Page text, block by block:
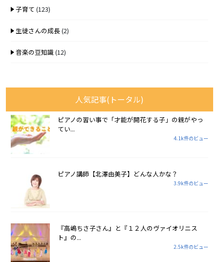
子育て (123)
生徒さんの成長(2)
音楽の豆知識(12)
人気記事(トータル)
ピアノの習い事で「才能が開花する子」の親がやっ
てい...
4.1k件のビュー
ピアノ講師【北澤由美子】どんな人かな？
3.9k件のビュー
『高嶋ちさ子さん』と『１２人のヴァイオリニス
ト』の...
2.5k件のビュー